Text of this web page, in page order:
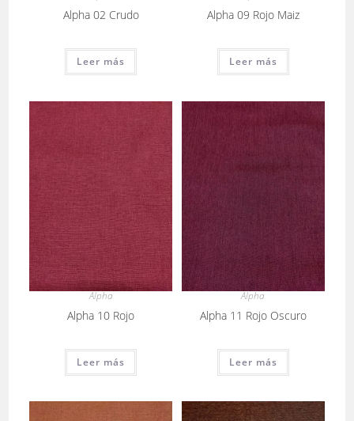
Alpha 02 Crudo
Leer más
Alpha 09 Rojo Maiz
Leer más
Alpha
Alpha 10 Rojo
Leer más
Alpha
Alpha 11 Rojo Oscuro
Leer más